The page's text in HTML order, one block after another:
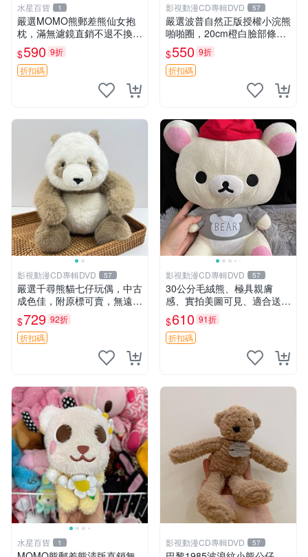
水星百貨 1
嚴選MOMO熊郵差熊仙女抱
枕，滿無濾鏡直銷不退不換
經典造型可愛必備 紅薯啵啵
間抱枕 抱枕 時尚
$590 9折
折扣碼
影視動漫CD專輯DVD 57
嚴選波普自然正版授權小浣熊
啪啪圈，20cm橙白臉部條紋
清晰，毛絨超萌贈品推薦。
小浣熊 波普 圈環
$550 9折
折扣碼
影視動漫CD專輯DVD 57
嚴選千尋熊貓七仔玩偶，中古
成色佳，附原標可賣，無遠方
一手送第二天即達 中古玩偶
熊貓七仔 千尋
$729 92折
折扣碼
影視動漫CD專輯DVD 57
30公分毛絨熊、極具親膚
感、實拍美圖可見、適合送禮
收藏 毛絨熊 送禮 熊抱
$610 91折
折扣碼
水星百貨 1 影視動漫CD專輯DVD 57